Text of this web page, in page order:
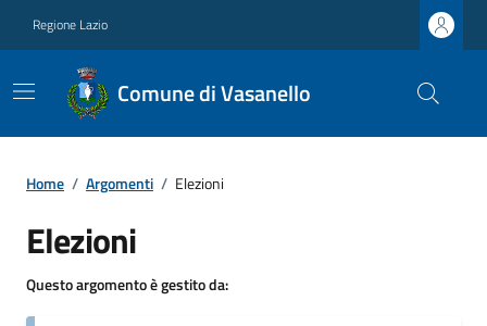
Regione Lazio
Comune di Vasanello
Home / Argomenti / Elezioni
Elezioni
Questo argomento è gestito da: